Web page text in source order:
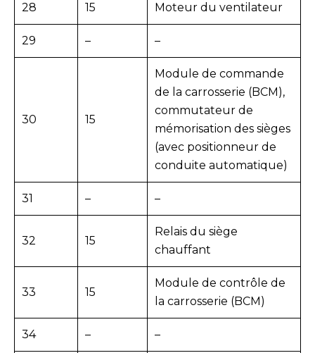
28 15 Moteur du ventilateur
29 – –
30 15
Module de commande
de la carrosserie (BCM),
commutateur de
mémorisation des sièges
(avec positionneur de
conduite automatique)
31 – –
32 15
Relais du siège
chauffant
33 15
Module de contrôle de
la carrosserie (BCM)
34 – –